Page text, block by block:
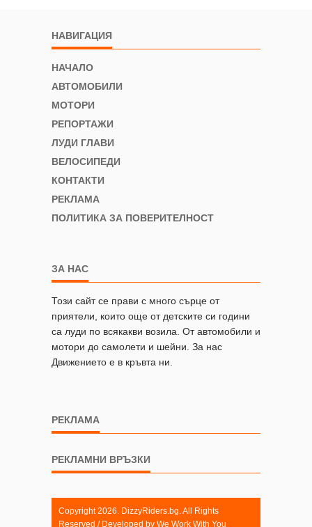
НАВИГАЦИЯ
НАЧАЛО
АВТОМОБИЛИ
МОТОРИ
РЕПОРТАЖИ
ЛУДИ ГЛАВИ
ВЕЛОСИПЕДИ
КОНТАКТИ
РЕКЛАМА
ПОЛИТИКА ЗА ПОВЕРИТЕЛНОСТ
ЗА НАС
Този сайт се прави с много сърце от
приятели, които още от детските си години
са луди по всякакви возила. От автомобили и
мотори до самолети и шейни. За нас
Движението е в кръвта ни.
РЕКЛАМА
РЕКЛАМНИ ВРЪЗКИ
Copyright 2026. DizzyRiders.bg. All Rights
Reserved / Developed by We Work With You